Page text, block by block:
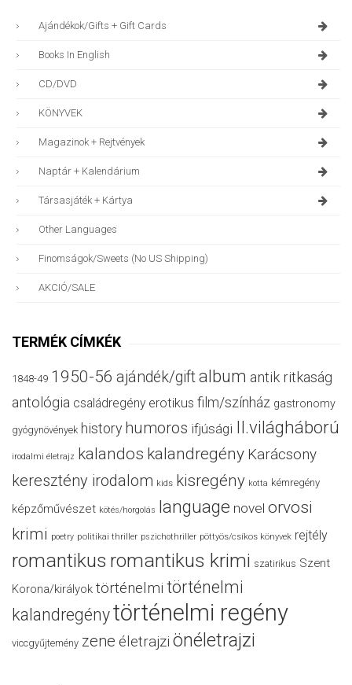
Ajándékok/gifts + Gift Cards
Books In English
CD/DVD
KÖNYVEK
Magazinok + Rejtvények
Naptár + Kalendárium
Társasjáték + Kártya
Other Languages
Finomságok/sweets (no US Shipping)
AKCIÓ/SALE
TERMÉK CÍMKÉK
1848-49 1950-56 ajándék/giftalbum antik ritkaság
antológia családregény erotikus film/színház gastronomy
gyógynövények history humoros ifjúsági II.világháború
irodalmi életrajz kalandos kalandregény Karácsony
keresztény irodalom kids kisregény kotta kémregény
képzőművészet kötés/horgolás language novel orvosi
krimi poetry politikai thriller pszichothriller pöttyös/csíkos könyvek rejtély
romantikus romantikus krimi szatirikus Szent
Korona/királyok történelmi történelmi
kalandregénytörténelmi regény
viccgyűjtemény zene életrajzi önéletrajzi